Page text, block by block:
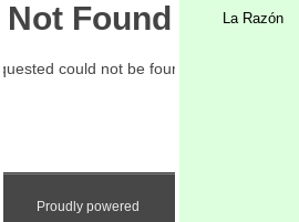
La Razón